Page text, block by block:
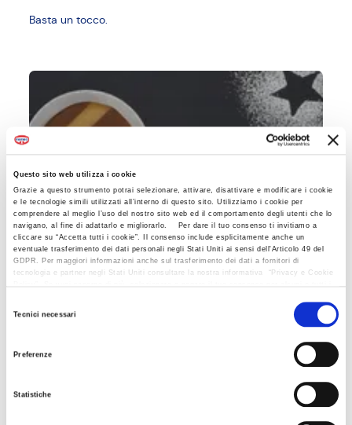
Questo sito web utilizza i cookie
Grazie a questo strumento potrai selezionare, attivare, disattivare e modificare i cookie
e le tecnologie simili utilizzati all’interno di questo sito. Utilizziamo i cookie per
comprendere al meglio l’uso del nostro sito web ed il comportamento degli utenti che lo
navigano, al fine di adattarlo e migliorarlo. Per dare il tuo consenso ti invitiamo a
cliccare su “Accetta tutti i cookie”. Il consenso include esplicitamente anche un
eventuale trasferimento dei dati personali negli Stati Uniti ai sensi dell'Articolo 49 del
GDPR. Per maggiori informazioni anche sul trasferimento dei dati a fornitori di
tecnologia e partner negli Stati Uniti consultare la nostra informativa “Privacy e Cookie
Tecnici necessari
Preferenze
Statistiche
Basta un tocco.
Trucchetti
decorazioni di
Carnevale: a
merenda, graffe!